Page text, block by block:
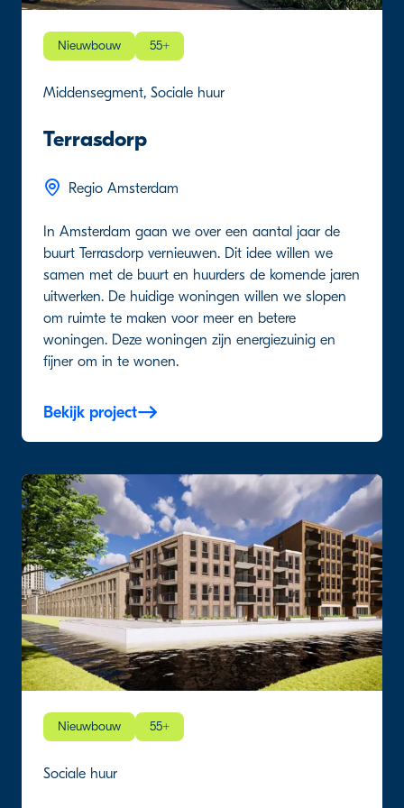
Nieuwbouw 55+
Middensegment, Sociale huur
Terrasdorp
Regio Amsterdam
In Amsterdam gaan we over een aantal jaar de
buurt Terrasdorp vernieuwen. Dit idee willen we
samen met de buurt en huurders de komende jaren
uitwerken. De huidige woningen willen we slopen
om ruimte te maken voor meer en betere
woningen. Deze woningen zijn energiezuinig en
fijner om in te wonen.
Bekijk project
Nieuwbouw 55+
Sociale huur